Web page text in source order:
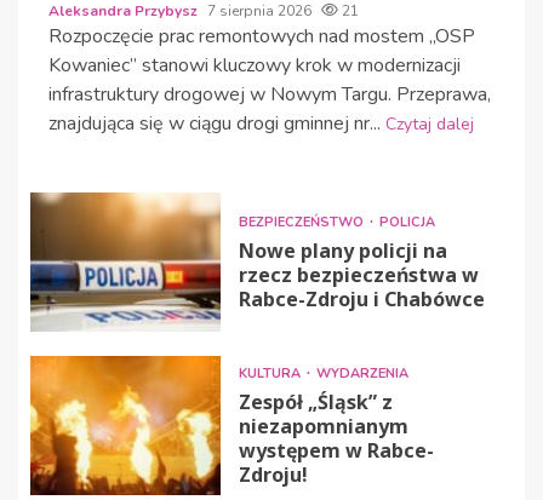
Aleksandra Przybysz 7 sierpnia 2026 21
Rozpoczęcie prac remontowych nad mostem „OSP
Kowaniec” stanowi kluczowy krok w modernizacji
infrastruktury drogowej w Nowym Targu. Przeprawa,
znajdująca się w ciągu drogi gminnej nr... Czytaj dalej
BEZPIECZEŃSTWO POLICJA
Nowe plany policji na
rzecz bezpieczeństwa w
Rabce-Zdroju i Chabówce
KULTURA WYDARZENIA
Zespół „Śląsk” z
niezapomnianym
występem w Rabce-
Zdroju!